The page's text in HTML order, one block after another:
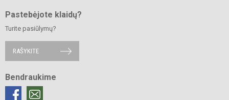
Pastebėjote klaidų?
Turite pasiūlymų?
RAŠYKITE
Bendraukime